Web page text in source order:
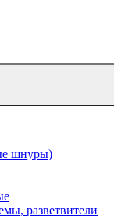
шнуры)
разветвители